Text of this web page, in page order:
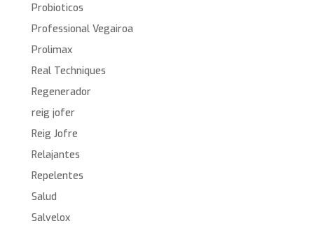
Probioticos
Professional Vegairoa
Prolimax
Real Techniques
Regenerador
reig jofer
Reig Jofre
Relajantes
Repelentes
Salud
Salvelox